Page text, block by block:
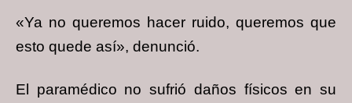
«Ya no queremos hacer ruido, queremos que
esto quede así», denunció.
El paramédico no sufrió daños físicos en su